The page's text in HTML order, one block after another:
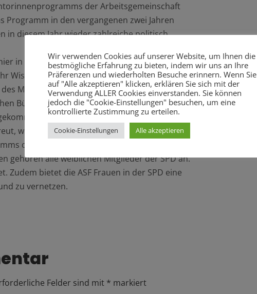
der Arbeitsgemeinschaft
Programm in den vergangenen zwei Jahren
diesem Jahr wieder zahlreiche politisch
in Hamburg mit Mandat oder Funktion aktiv
Wissen und ihre politischen Erfahrungen
Mentorinnenprogramms zu
Bürgerschaft sowie Veranstaltungen
Morgen endet das
wieder mit dabei zu sein!
der ASF finden Sie hier. Der
gehören alle weiblichen Mitglieder der SPD an.
bietet die ASF Frauen in der SPD eine
zu vernetzen.
Felder sind mit * markiert
Wir verwenden Cookies auf unserer Website, um Ihnen die
bestmögliche Erfahrung zu bieten, indem wir uns an Ihre
Präferenzen und wiederholten Besuche erinnern. Wenn Sie
auf "Alle akzeptieren" klicken, erklären Sie sich mit der
Verwendung ALLER Cookies einverstanden. Sie können
jedoch die "Cookie-Einstellungen" besuchen, um eine
kontrollierte Zustimmung zu erteilen.
Cookie-Einstellungen Alle akzeptieren